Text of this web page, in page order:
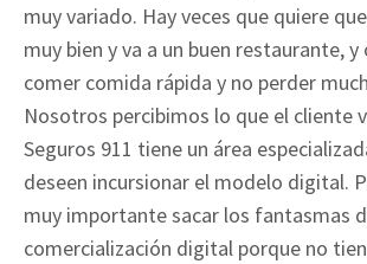
muy variado. Hay veces que quiere
muy bien y va a un buen restaurante,
comer comida rápida y no perder
Nosotros percibimos lo que el cliente
Seguros 911 tiene un área
deseen incursionar el modelo digital.
muy importante sacar los fantasmas
comercialización digital porque no